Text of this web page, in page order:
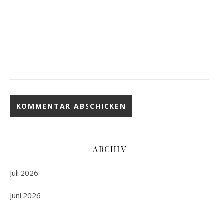
ARCHIV
Juli 2026
Juni 2026